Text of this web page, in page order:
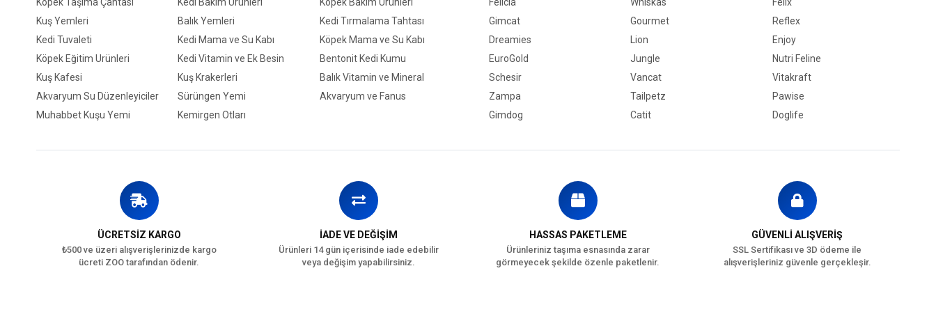
Yumurta Tozu
Bitkisel Yağ
Maya
Mısır Glüteni
Dl-Metiyonin
Kedi Maması Tahıl
Kedi Özel Gereksinim
Damak Tatlarına Uygun
Kedi Maması İçerik Kümes Hayvanlı
Kedi Maması Paket
Kuş Yemleri
Balık Yemleri
Kedi Tırmalama Tahtası
Kedi Tuvaleti
Kedi Mama ve Su Kabı
Köpek Mama ve Su Kabı
Köpek Eğitim Ürünleri
Kedi Vitamin ve Ek Besin
Bentonit Kedi Kumu
Kuş Kafesi
Kuş Krakerleri
Balık Vitamin ve Mineral
Akvaryum Su Düzenleyiciler
Sürüngen Yemi
Akvaryum ve Fanus
Muhabbet Kuşu Yemi
Kemirgen Otları
Gimcat
Gourmet
Reflex
Dreamies
Lion
Enjoy
EuroGold
Jungle
Nutri Feline
Schesir
Vancat
Vitakraft
Zampa
Tailpetz
Pawise
Gimdog
Catit Doglife
ÜCRETSİZ KARGO
₺500 ve üzeri alışverişlerinizde kargo
ücreti ZOO tarafından ödenir.
İADE VE DEĞİŞİM
Ürünleri 14 gün içerisinde iade edebilir
veya değişim yapabilirsiniz.
HASSAS PAKETLEME
Ürünleriniz taşıma esnasında zarar
görmeyecek şekilde özenle paketlenir.
GÜVENLİ ALIŞVERİŞ
SSL Sertifikası ve 3D ödeme ile
alışverişleriniz güvenle gerçekleşir.